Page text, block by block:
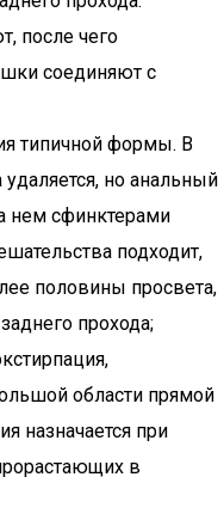
после чего
соединяют с
типичной формы. В
но анальный
нем сфинктерами
подходит,
половины просвета,
прохода;
области прямой
назначается при
в